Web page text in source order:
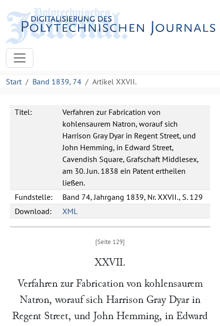
Start Band 1839, 74 Artikel XXVII.
Titel:
Verfahren zur Fabrication von
kohlensaurem Natron, worauf sich
Harrison Gray Dyar in Regent Street, und
John Hemming, in Edward Street,
Cavendish Square, Grafschaft Middlesex,
am 30. Jun. 1838 ein Patent ertheilen
ließen.
Fundstelle:
Band 74, Jahrgang 1839, Nr. XXVII., S. 129
Download:
XML
XXVII.
Verfahren zur Fabrication von kohlensaurem
Natron, worauf sich Harrison Gray Dyarin
Regent Street, und John Hemming, in Edward